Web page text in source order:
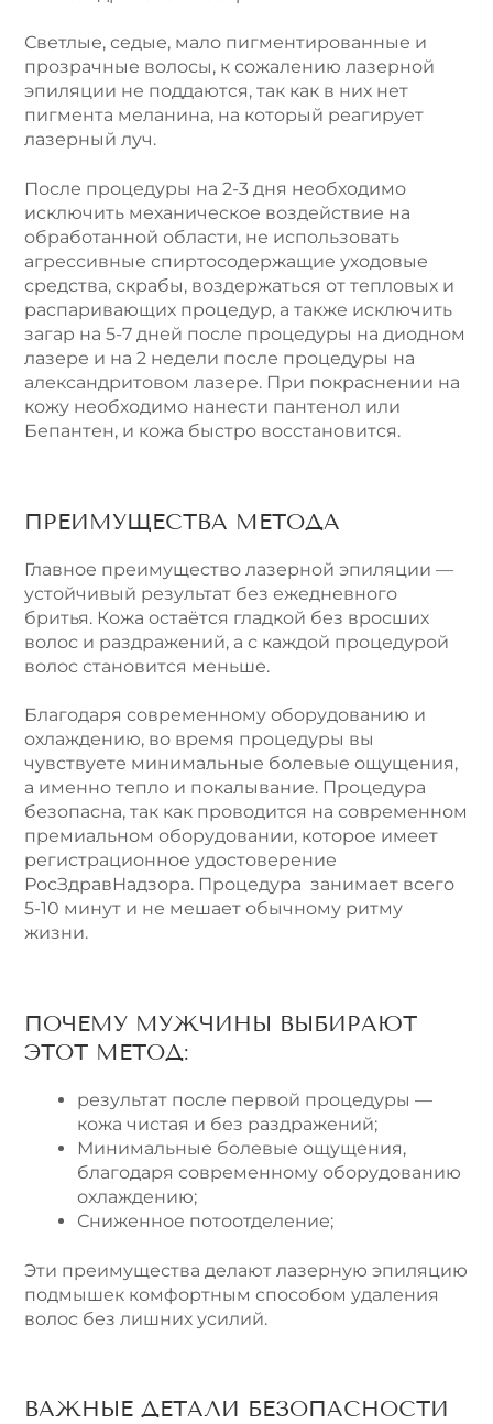
Светлые, седые, мало пигментированные и
прозрачные волосы, к сожалению лазерной
эпиляции не поддаются, так как в них нет
пигмента меланина, на который реагирует
лазерный луч.
После процедуры на 2-3 дня необходимо
исключить механическое воздействие на
обработанной области, не использовать
агрессивные спиртосодержащие уходовые
средства, скрабы, воздержаться от тепловых и
распаривающих процедур, а также исключить
загар на 5-7 дней после процедуры на диодном
лазере и на 2 недели после процедуры на
александритовом лазере. При покраснении на
кожу необходимо нанести пантенол или
Бепантен, и кожа быстро восстановится.
ПРЕИМУЩЕСТВА МЕТОДА
Главное преимущество лазерной эпиляции —
устойчивый результат без ежедневного
бритья. Кожа остаётся гладкой без вросших
волос и раздражений, а с каждой процедурой
волос становится меньше.
Благодаря современному оборудованию и
охлаждению, во время процедуры вы
чувствуете минимальные болевые ощущения,
а именно тепло и покалывание. Процедура
безопасна, так как проводится на современном
премиальном оборудовании, которое имеет
регистрационное удостоверение
РосЗдравНадзора. Процедура занимает всего
5-10 минут и не мешает обычному ритму
жизни.
ПОЧЕМУ МУЖЧИНЫ ВЫБИРАЮТ
ЭТОТ МЕТОД:
результат после первой процедуры —
кожа чистая и без раздражений;
Минимальные болевые ощущения,
благодаря современному оборудованию
охлаждению;
Сниженное потоотделение;
Эти преимущества делают лазерную эпиляцию
подмышек комфортным способом удаления
волос без лишних усилий.
ВАЖНЫЕ ДЕТАЛИ БЕЗОПАСНОСТИ